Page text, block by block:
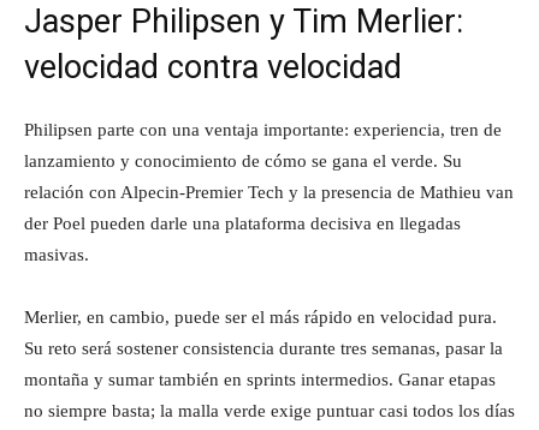
Jasper Philipsen y Tim Merlier:
velocidad contra velocidad
Philipsen parte con una ventaja importante: experiencia, tren de
lanzamiento y conocimiento de cómo se gana el verde. Su
relación con Alpecin-Premier Tech y la presencia de Mathieu van
der Poel pueden darle una plataforma decisiva en llegadas
masivas.
Merlier, en cambio, puede ser el más rápido en velocidad pura.
Su reto será sostener consistencia durante tres semanas, pasar la
montaña y sumar también en sprints intermedios. Ganar etapas
no siempre basta; la malla verde exige puntuar casi todos los días